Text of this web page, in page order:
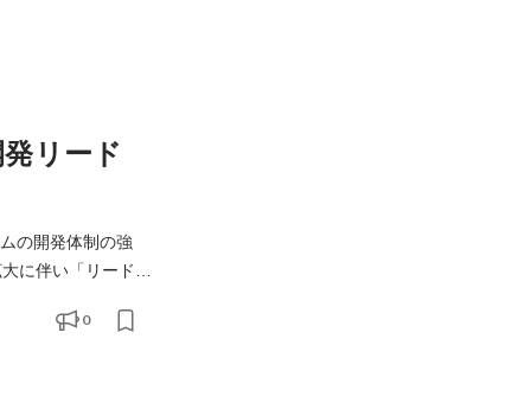
リード
の開発体制の強
の中枢を担っていただけ
0